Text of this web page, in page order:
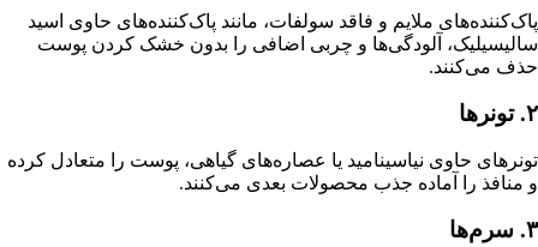
پاک‌کننده‌های ملایم و فاقد سولفات، مانند پاک‌کننده‌های حاوی اسید
سالیسیلیک، آلودگی‌ها و چربی اضافی را بدون خشک کردن پوست
حذف می‌کنند.
۲. تونرها
تونرهای حاوی نیاسینامید یا عصاره‌های گیاهی، پوست را متعادل کرده
و منافذ را آماده جذب محصولات بعدی می‌کنند.
۳. سرم‌ها